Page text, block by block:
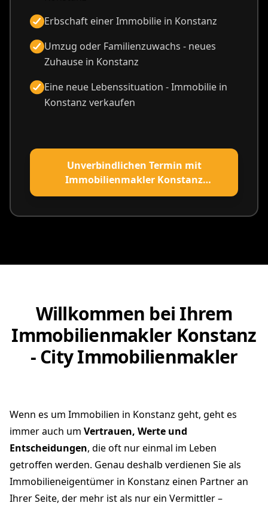
Erbschaft einer Immobilie in Konstanz
Umzug oder Familienzuwachs - neues
Zuhause in Konstanz
Eine neue Lebenssituation - Immobilie in
Konstanz verkaufen
Unverbindlichen Termin mit
Immobilienmakler Konstanz
vereinbaren
Willkommen bei Ihrem
Immobilienmakler Konstanz
- City Immobilienmakler
Wenn es um Immobilien in Konstanz geht, geht es
immer auch um Vertrauen, Werte und
Entscheidungen, die oft nur einmal im Leben
getroffen werden. Genau deshalb verdienen Sie als
Immobilieneigentümer in Konstanz einen Partner an
Ihrer Seite, der mehr ist als nur ein Vermittler –